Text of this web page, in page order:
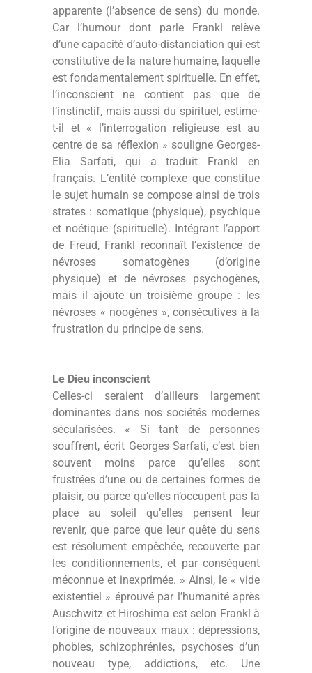
apparente (l’absence de sens) du monde.
Car l’humour dont parle Frankl relève
d’une capacité d’auto-distanciation qui est
constitutive de la nature humaine, laquelle
est fondamentalement spirituelle. En effet,
l’inconscient ne contient pas que de
l’instinctif, mais aussi du spirituel, estime-
t-il et « l’interrogation religieuse est au
centre de sa réflexion » souligne Georges-
Elia Sarfati, qui a traduit Frankl en
français. L’entité complexe que constitue
le sujet humain se compose ainsi de trois
strates : somatique (physique), psychique
et noétique (spirituelle). Intégrant l’apport
de Freud, Frankl reconnaît l’existence de
névroses somatogènes (d’origine
physique) et de névroses psychogènes,
mais il ajoute un troisième groupe : les
névroses « noogènes », consécutives à la
frustration du principe de sens.
Le Dieu inconscient
Celles-ci seraient d’ailleurs largement
dominantes dans nos sociétés modernes
sécularisées. « Si tant de personnes
souffrent, écrit Georges Sarfati, c’est bien
souvent moins parce qu’elles sont
frustrées d’une ou de certaines formes de
plaisir, ou parce qu’elles n’occupent pas la
place au soleil qu’elles pensent leur
revenir, que parce que leur quête du sens
est résolument empêchée, recouverte par
les conditionnements, et par conséquent
méconnue et inexprimée. » Ainsi, le « vide
existentiel » éprouvé par l’humanité après
Auschwitz et Hiroshima est selon Frankl à
l’origine de nouveaux maux : dépressions,
phobies, schizophrénies, psychoses d’un
nouveau type, addictions, etc. Une